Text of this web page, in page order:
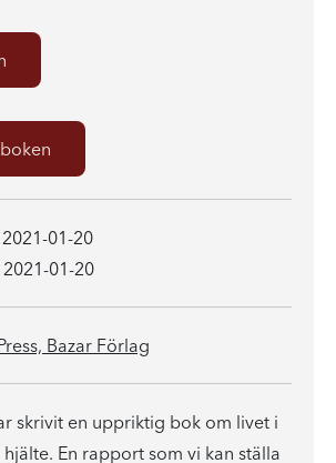
2021-01-20
2021-01-20
Bazar Förlag
skrivit en uppriktig bok om livet i
En rapport som vi kan ställa